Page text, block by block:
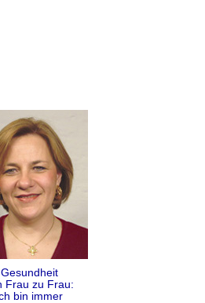
Gesundheit
Frau zu Frau:
bin immer